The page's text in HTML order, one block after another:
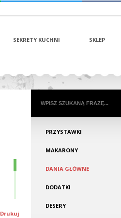
SEKRETY KUCHNI SKLEP
Drukuj
PRZYSTAWKI
MAKARONY
DANIA GŁÓWNE
DODATKI
DESERY